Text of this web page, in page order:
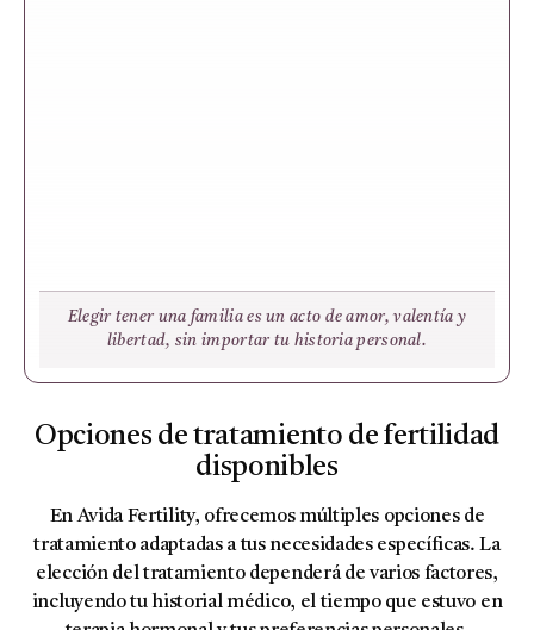
Elegir tener una familia es un acto de amor, valentía y
libertad, sin importar tu historia personal.
Opciones de tratamiento de fertilidad
disponibles
En Avida Fertility, ofrecemos múltiples opciones de
tratamiento adaptadas a tus necesidades específicas. La
elección del tratamiento dependerá de varios factores,
incluyendo tu historial médico, el tiempo que estuvo en